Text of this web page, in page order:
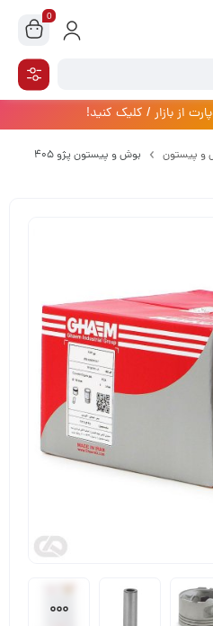
0
از بازار / کلیک کنید!
و پیستون
بوش و پیستون پژو 405